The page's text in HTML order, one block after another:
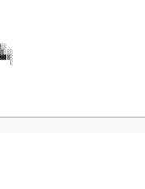
░░
▓▓▓░
▒▓░
░▓░
░▒▒
░▒▒
▒▒░
░